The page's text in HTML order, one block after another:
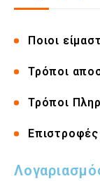
Ποιοι
Τρόποι
Τρόποι